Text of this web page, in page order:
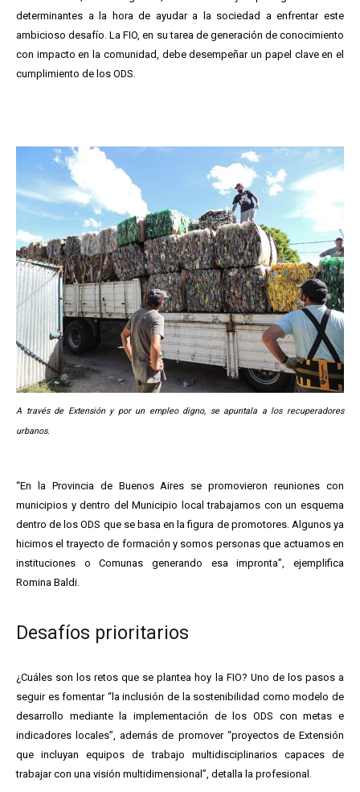
determinantes a la hora de ayudar a la sociedad a enfrentar este
ambicioso desafío. La FIO, en su tarea de generación de conocimiento
con impacto en la comunidad, debe desempeñar un papel clave en el
cumplimiento de los ODS.
A través de Extensión y por un empleo digno, se apuntala a los recuperadores
urbanos.
“En la Provincia de Buenos Aires se promovieron reuniones con
municipios y dentro del Municipio local trabajamos con un esquema
dentro de los ODS que se basa en la figura de promotores. Algunos ya
hicimos el trayecto de formación y somos personas que actuamos en
instituciones o Comunas generando esa impronta”, ejemplifica
Romina Baldi.
Desafíos prioritarios
¿Cuáles son los retos que se plantea hoy la FIO? Uno de los pasos a
seguir es fomentar “la inclusión de la sostenibilidad como modelo de
desarrollo mediante la implementación de los ODS con metas e
indicadores locales”, además de promover “proyectos de Extensión
que incluyan equipos de trabajo multidisciplinarios capaces de
trabajar con una visión multidimensional”, detalla la profesional.